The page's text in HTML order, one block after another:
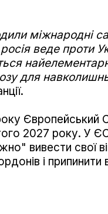
міжнародні
веде проти
для
Європейський
2027 року. У
вивести свої
і припинити